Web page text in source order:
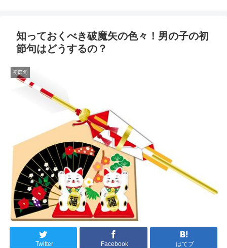
知っておくべき破魔矢の色々！男の子の初
節句はどうするの？
初節句
Twitter Facebook はてブ